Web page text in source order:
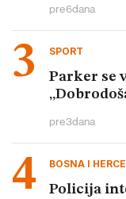
pre6dana
SPORT
Parker se
pre3dana
BOSNA I
Policija